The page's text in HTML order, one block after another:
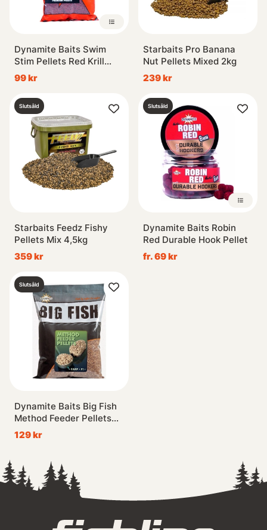
Dynamite Baits Swim
Stim Pellets Red Krill
900g
99 kr
Starbaits Pro Banana
Nut Pellets Mixed 2kg
239 kr
Slutsåld
Starbaits Feedz Fishy
Pellets Mix 4,5kg
359 kr
Slutsåld
Dynamite Baits Robin
Red Durable Hook Pellet
fr. 69 kr
Slutsåld
Dynamite Baits Big Fish
Method Feeder Pellets
1,8kg
129 kr